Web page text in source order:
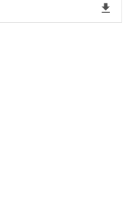
file_download